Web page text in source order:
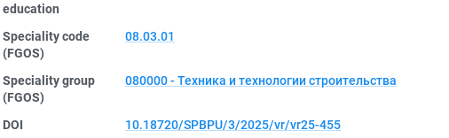
education
Speciality code
(FGOS)
08.03.01
Speciality group
(FGOS)
080000 - Техника и технологии строительства
DOI
10.18720/SPBPU/3/2025/vr/vr25-455